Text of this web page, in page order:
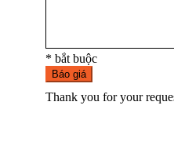
* bắt buộc
Báo giá
Thank you for your